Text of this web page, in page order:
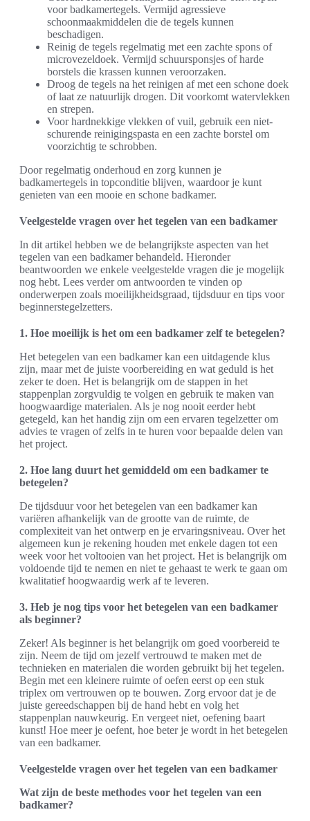
voor badkamertegels. Vermijd agressieve
schoonmaakmiddelen die de tegels kunnen
beschadigen.
Reinig de tegels regelmatig met een zachte spons of
microvezeldoek. Vermijd schuursponsjes of harde
borstels die krassen kunnen veroorzaken.
Droog de tegels na het reinigen af met een schone doek
of laat ze natuurlijk drogen. Dit voorkomt watervlekken
en strepen.
Voor hardnekkige vlekken of vuil, gebruik een niet-
schurende reinigingspasta en een zachte borstel om
voorzichtig te schrobben.
Door regelmatig onderhoud en zorg kunnen je
badkamertegels in topconditie blijven, waardoor je kunt
genieten van een mooie en schone badkamer.
Veelgestelde vragen over het tegelen van een badkamer
In dit artikel hebben we de belangrijkste aspecten van het
tegelen van een badkamer behandeld. Hieronder
beantwoorden we enkele veelgestelde vragen die je mogelijk
nog hebt. Lees verder om antwoorden te vinden op
onderwerpen zoals moeilijkheidsgraad, tijdsduur en tips voor
beginnerstegelzetters.
1. Hoe moeilijk is het om een badkamer zelf te betegelen?
Het betegelen van een badkamer kan een uitdagende klus
zijn, maar met de juiste voorbereiding en wat geduld is het
zeker te doen. Het is belangrijk om de stappen in het
stappenplan zorgvuldig te volgen en gebruik te maken van
hoogwaardige materialen. Als je nog nooit eerder hebt
getegeld, kan het handig zijn om een ervaren tegelzetter om
advies te vragen of zelfs in te huren voor bepaalde delen van
het project.
2. Hoe lang duurt het gemiddeld om een badkamer te
betegelen?
De tijdsduur voor het betegelen van een badkamer kan
variëren afhankelijk van de grootte van de ruimte, de
complexiteit van het ontwerp en je ervaringsniveau. Over het
algemeen kun je rekening houden met enkele dagen tot een
week voor het voltooien van het project. Het is belangrijk om
voldoende tijd te nemen en niet te gehaast te werk te gaan om
kwalitatief hoogwaardig werk af te leveren.
3. Heb je nog tips voor het betegelen van een badkamer
als beginner?
Zeker! Als beginner is het belangrijk om goed voorbereid te
zijn. Neem de tijd om jezelf vertrouwd te maken met de
technieken en materialen die worden gebruikt bij het tegelen.
Begin met een kleinere ruimte of oefen eerst op een stuk
triplex om vertrouwen op te bouwen. Zorg ervoor dat je de
juiste gereedschappen bij de hand hebt en volg het
stappenplan nauwkeurig. En vergeet niet, oefening baart
kunst! Hoe meer je oefent, hoe beter je wordt in het betegelen
van een badkamer.
Veelgestelde vragen over het tegelen van een badkamer
Wat zijn de beste methodes voor het tegelen van een
badkamer?